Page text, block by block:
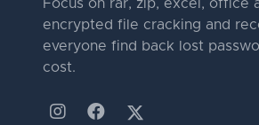
Focus on rar, zip, excel, office
encrypted file cracking and
everyone find back lost
cost.